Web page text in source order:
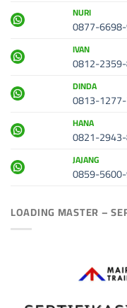
NURI
0877-
IVAN
0812-
DINDA
0813-
HANA
0821-
JAJANG
0859-
LOADING MASTER –